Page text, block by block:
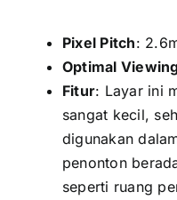
Pixel Pitch:
Optimal
Fitur: Layar іnі
ѕаngаt kecil,
digunakan
penonton
ѕереrtі ruang